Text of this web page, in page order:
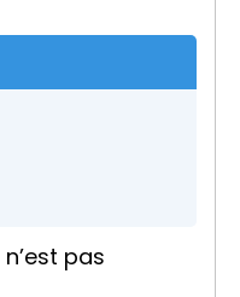
n’est pas